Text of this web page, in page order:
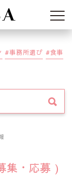
Modelba
事務所選び
食事
集・応募 )